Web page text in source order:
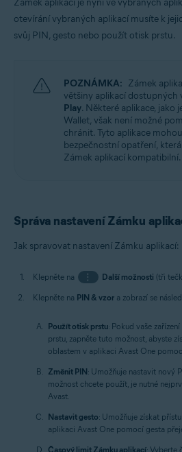
Zámek aplikací je nyní ve vybraných
otevírání vybraných aplikací musíte k
svůj PIN, gesto nebo použít otisk prstu.
POZNÁMKA: Zámek
většiny aplikací dostupných
Play. Některé aplikace, jako
Wallet, však není možné
chránit. Tyto aplikace
bezpečnostní opatření,
Zámek aplikací kompatibilní.
Správa nastavení Zámku
Jak spravovat nastavení Zámku aplikací:
Klepněte na ⋮ Další možnosti (tři
Klepněte na PIN & vzor a zobrazí se
Použít otisk prstu: Pokud vaše
prstu, zapněte tuto možnost, abyste
oblastem v aplikaci Avast One
Změnit PIN: Umožňuje nastavit nový
možnost chcete použít, je nutné
Avast.
Nastavit gesto: Umožňuje získat
aplikaci Avast One pomocí gesta
Časový limit Zámku aplikací: Vyberte